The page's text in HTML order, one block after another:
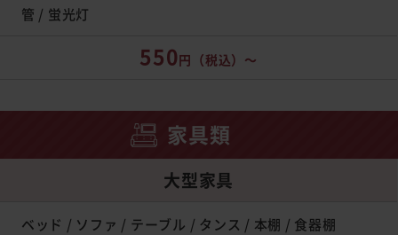
管 / 蛍光灯
550円 （税込）～
家具類
大型家具
ベッド / ソファ / テーブル / タンス / 本棚 / 食器棚